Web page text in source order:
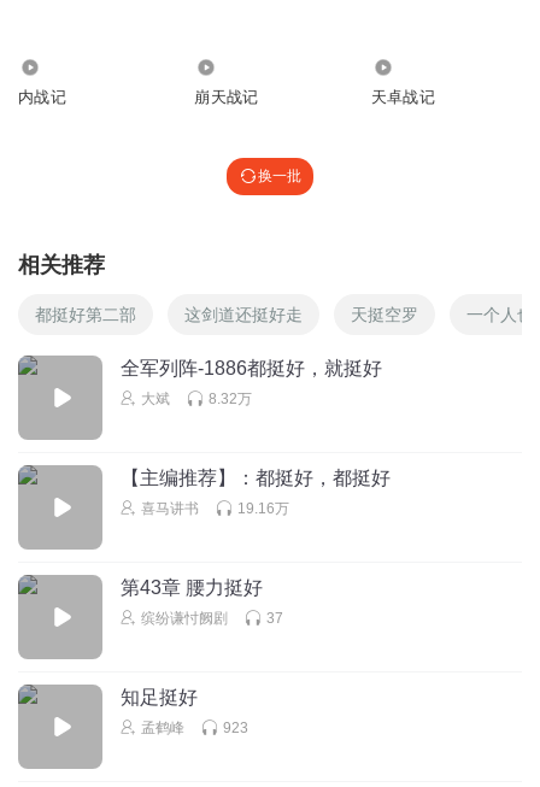
内战记 崩天战记 天卓战记
换一批
相关推荐
都挺好第二部 这剑道还挺好走 天挺空罗 一个人也
全军列阵-1886都挺好，就挺好
大斌 8.32万
【主编推荐】：都挺好，都挺好
喜马讲书 19.16万
第43章 腰力挺好
缤纷谦忖阙剧 37
知足挺好
孟鹤峰 923